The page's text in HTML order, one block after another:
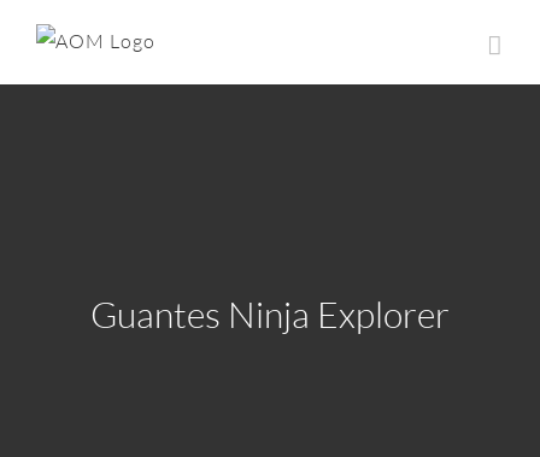
contenido
Guantes Ninja Explorer